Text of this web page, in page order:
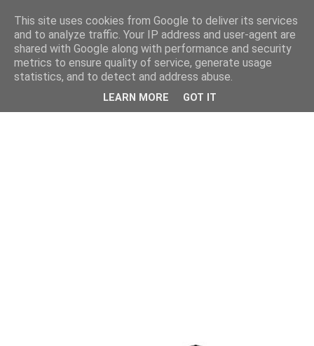
This site uses cookies from Google to deliver its services
and to analyze traffic. Your IP address and user-agent are
shared with Google along with performance and security
metrics to ensure quality of service, generate usage
statistics, and to detect and address abuse.
LEARN MORE GOT IT